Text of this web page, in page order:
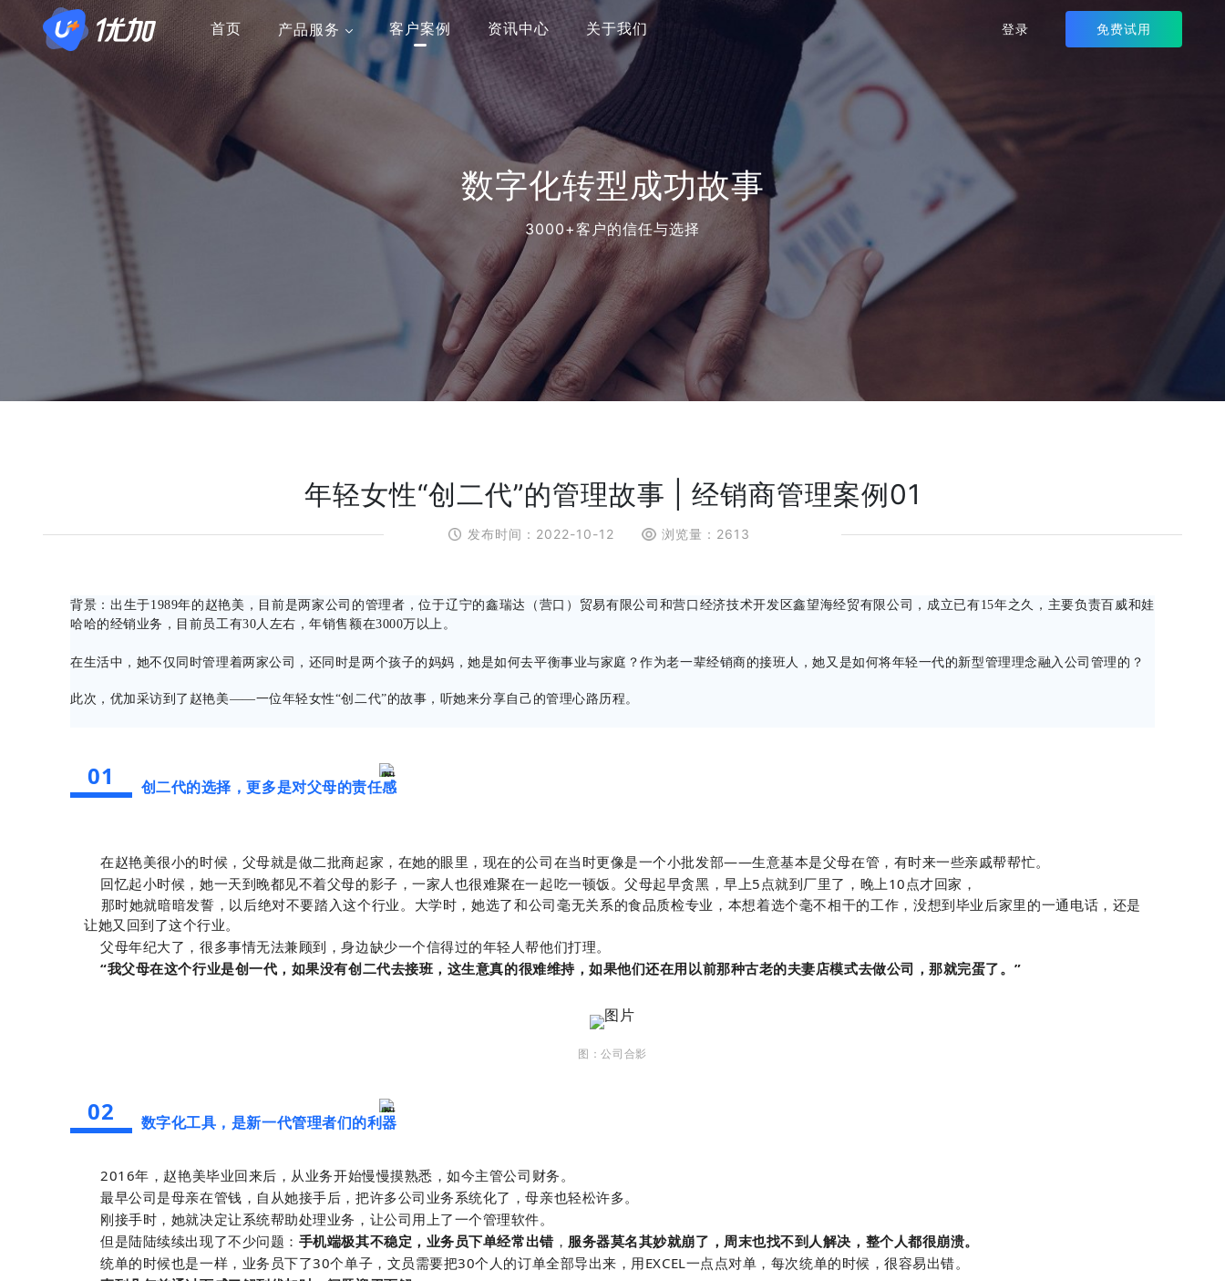
首页 产品服务 客户案例 资讯中心 关于我们 登录 免费试用
数字化转型成功故事
3000+客户的信任与选择
年轻女性“创二代”的管理故事 | 经销商管理案例01
发布时间： 2022-10-12 浏览量： 2613
背景：出生于1989年的赵艳美，目前是两家公司的管理者，位于辽宁的鑫瑞达（营口）贸易有限公司和营口经济技术开发区鑫望海经贸有限公司，成立已有15年之久，主要负责百威和娃
哈哈的经销业务，目前员工有30人左右，年销售额在3000万以上。
在生活中，她不仅同时管理着两家公司，还同时是两个孩子的妈妈，她是如何去平衡事业与家庭？作为老一辈经销商的接班人，她又是如何将年轻一代的新型管理理念融入公司管理的？
此次，优加采访到了赵艳美——一位年轻女性“创二代”的故事，听她来分享自己的管理心路历程。
01 创二代的选择，更多是对父母的责任感
在赵艳美很小的时候，父母就是做二批商起家，在她的眼里，现在的公司在当时更像是一个小批发部——生意基本是父母在管，有时来一些亲戚帮帮忙。
回忆起小时候，她一天到晚都见不着父母的影子，一家人也很难聚在一起吃一顿饭。父母起早贪黑，早上5点就到厂里了，晚上10点才回家，
那时她就暗暗发誓，以后绝对不要踏入这个行业。大学时，她选了和公司毫无关系的食品质检专业，本想着选个毫不相干的工作，没想到毕业后家里的一通电话，还是
让她又回到了这个行业。
父母年纪大了，很多事情无法兼顾到，身边缺少一个信得过的年轻人帮他们打理。
“我父母在这个行业是创一代，如果没有创二代去接班，这生意真的很难维持，如果他们还在用以前那种古老的夫妻店模式去做公司，那就完蛋了。”
图：公司合影
02 数字化工具，是新一代管理者们的利器
2016年，赵艳美毕业回来后，从业务开始慢慢摸熟悉，如今主管公司财务。
最早公司是母亲在管钱，自从她接手后，把许多公司业务系统化了，母亲也轻松许多。
刚接手时，她就决定让系统帮助处理业务，让公司用上了一个管理软件。
但是陆陆续续出现了不少问题： 手机端极其不稳定，业务员下单经常出错， 服务器莫名其妙就崩了，周末也找不到人解决，整个人都很崩溃。
统单的时候也是一样，业务员下了30个单子，文员需要把30个人的订单全部导出来，用EXCEL一点点对单，每次统单的时候，很容易出错。